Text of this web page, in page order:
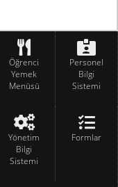
Öğrenci
Yemek
Menüsü
Personel
Bilgi
Sistemi
Yönetim
Bilgi
Sistemi
Formlar